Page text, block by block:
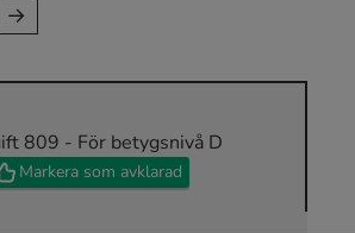
→
809 - För betygsnivå D
Markera som avklarad